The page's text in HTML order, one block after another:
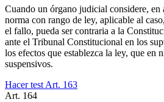
Cuando un órgano judicial considere, en
norma con rango de ley, aplicable al
el fallo, pueda ser contraria a la
ante el Tribunal Constitucional en los
los efectos que establezca la ley, que en
suspensivos.
Hacer test Art. 163
Art. 164